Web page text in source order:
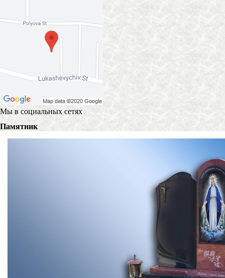
Мы в социальных сетях
Памятник